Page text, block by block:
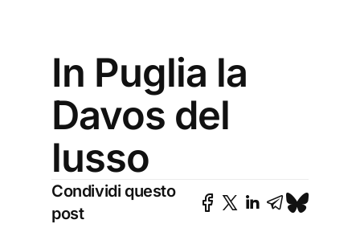
In Puglia la
Davos del
lusso
Condividi questo
post